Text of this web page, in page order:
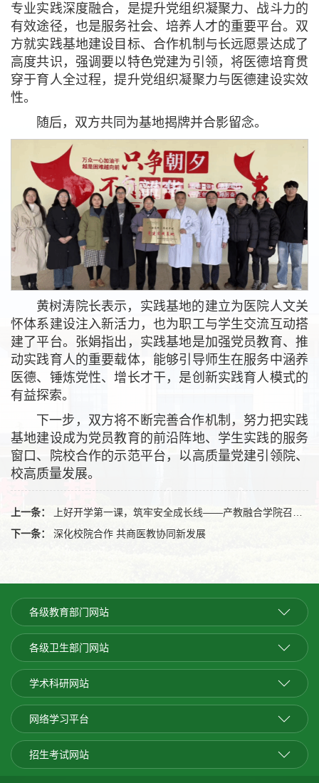
专业实践深度融合，是提升党组织凝聚力、战斗力的
有效途径，也是服务社会、培养人才的重要平台。双
方就实践基地建设目标、合作机制与长远愿景达成了
高度共识，强调要以特色党建为引领，将医德培育贯
穿于育人全过程，提升党组织凝聚力与医德建设实效
性。
随后，双方共同为基地揭牌并合影留念。
黄树涛院长表示，实践基地的建立为医院人文关
怀体系建设注入新活力，也为职工与学生交流互动搭
建了平台。张娟指出，实践基地是加强党员教育、推
动实践育人的重要载体，能够引导师生在服务中涵养
医德、锤炼党性、增长才干，是创新实践育人模式的
有益探索。
下一步，双方将不断完善合作机制，努力把实践
基地建设成为党员教育的前沿阵地、学生实践的服务
窗口、院校合作的示范平台，以高质量党建引领院、
校高质量发展。
上一条：
上好开学第一课，筑牢安全成长线——产教融合学院召开新学期主题班会
下一条：
深化校院合作 共商医教协同新发展
各级教育部门网站
各级卫生部门网站
学术科研网站
网络学习平台
招生考试网站